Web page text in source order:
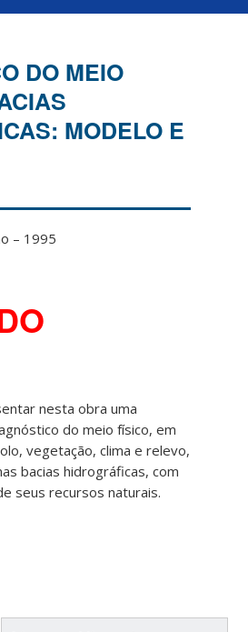
DO MEIO
MODELO E
– 1995
nesta obra uma
do meio físico, em
vegetação, clima e relevo,
bacias hidrográficas, com
seus recursos naturais.